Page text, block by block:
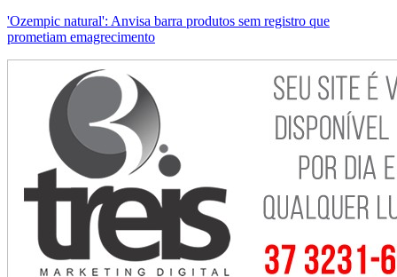
'Ozempic natural': Anvisa barra produtos sem registro que
prometiam emagrecimento